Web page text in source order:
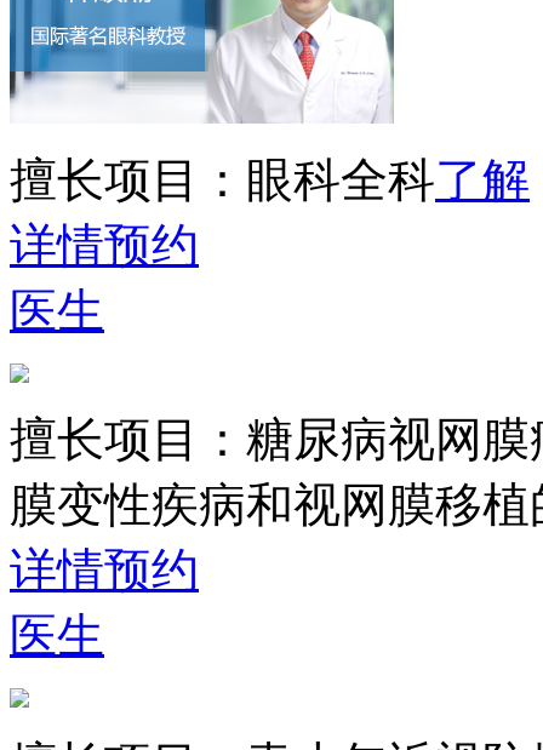
擅长项目： 眼科全科了解
详情预约
医生
擅长项目： 糖尿病视网
膜变性疾病和视网膜移
详情预约
医生